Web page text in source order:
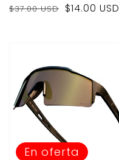
Precio
$37.00 USD
Precio
$14.00 USD
En oferta